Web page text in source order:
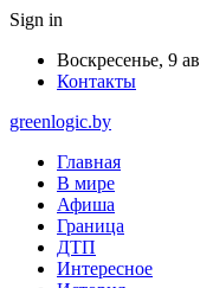
Sign in
Воскресенье, 9
Контакты
greenlogic.by
Главная
В мире
Афиша
Граница
ДТП
Интересное